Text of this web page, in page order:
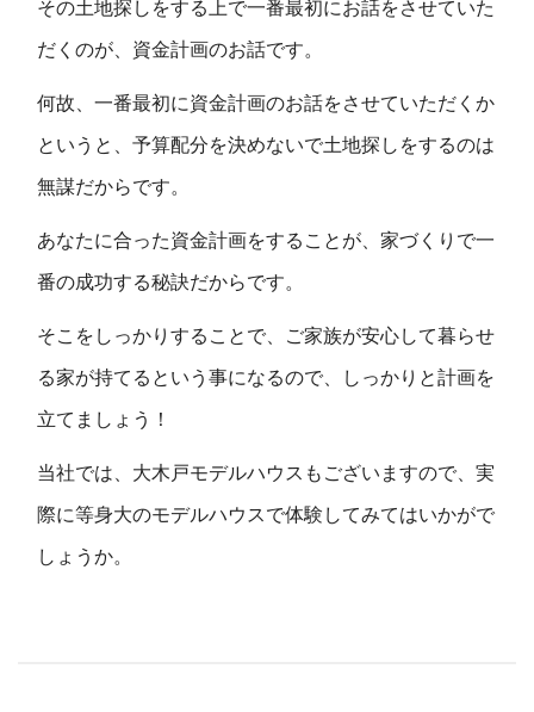
その土地探しをする上で一番最初にお話をさせていた
だくのが、資金計画のお話です。
何故、一番最初に資金計画のお話をさせていただくか
というと、予算配分を決めないで土地探しをするのは
無謀だからです。
あなたに合った資金計画をすることが、家づくりで一
番の成功する秘訣だからです。
そこをしっかりすることで、ご家族が安心して暮らせ
る家が持てるという事になるので、しっかりと計画を
立てましょう！
当社では、大木戸モデルハウスもございますので、実
際に等身大のモデルハウスで体験してみてはいかがで
しょうか。